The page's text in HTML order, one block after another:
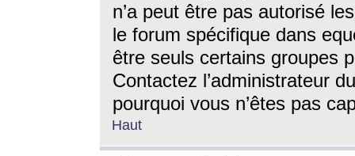
n’a peut être pas autorisé
le forum spécifique dans
être seuls certains groupes
Contactez l’administrateur
pourquoi vous n’êtes pas
Haut